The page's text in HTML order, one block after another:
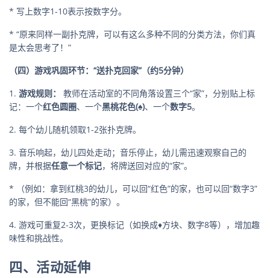
* 写上数字1-10表示按数字分。
* “原来同样一副扑克牌，可以有这么多种不同的分类方法，你们真
是太会思考了！”
（四）游戏巩固环节：“送扑克回家”（约5分钟）
1. 游戏规则：
教师在活动室的不同角落设置三个“家”，分别贴上标
记：一个红色圆圈、一个黑桃花色(♠)、一个数字5。
2. 每个幼儿随机领取1-2张扑克牌。
3. 音乐响起，幼儿四处走动；音乐停止，幼儿需迅速观察自己的
牌，并根据任意一个标记，将牌送回对应的“家”。
* （例如：拿到红桃3的幼儿，可以回“红色”的家，也可以回“数字3”
的家，但不能回“黑桃”的家）。
4. 游戏可重复2-3次，更换标记（如换成♦方块、数字8等），增加趣
味性和挑战性。
四、活动延伸